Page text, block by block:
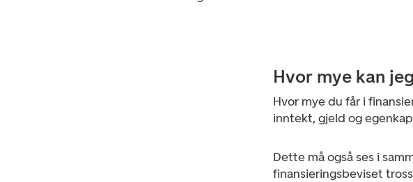
Hvor mye kan
Hvor mye du får i
inntekt, gjeld og
Dette må også ses i
finansieringsbeviset